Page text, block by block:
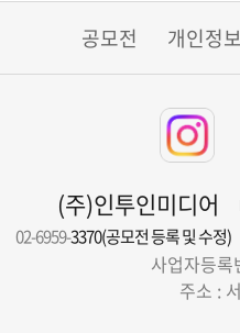
공모전 개인정
(주)인투인미디어
02-6959-3370(공모전 등록 및 수정)
사업자등
주소 :